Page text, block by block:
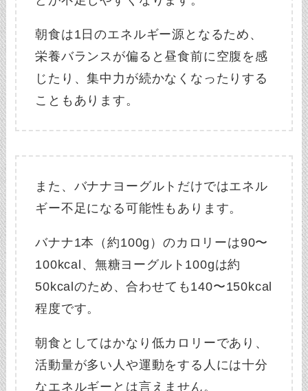
朝食は1日のエネルギー源となるため、
栄養バランスが偏ると昼食前に空腹を感
じたり、集中力が続かなくなったりする
こともあります。
また、バナナヨーグルトだけではエネル
ギー不足になる可能性もあります。
バナナ1本（約100g）のカロリーは90〜
100kcal、無糖ヨーグルト100gは約
50kcalのため、合わせても140〜150kcal
程度です。
朝食としてはかなり低カロリーであり、
活動量が多い人や運動をする人には十分
なエネルギーとは言えません。